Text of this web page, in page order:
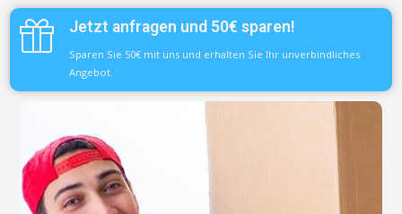
Jetzt anfragen und 50€ sparen!
Sparen Sie 50€ mit uns und erhalten Sie Ihr unverbindliches
Angebot.